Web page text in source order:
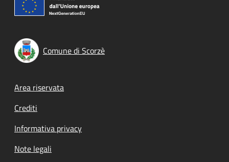
Comune di Scorzè
Footer menu
Area riservata
Crediti
Informativa privacy
Note legali